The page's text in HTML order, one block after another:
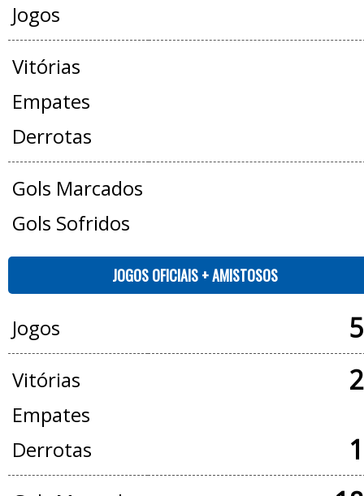
Jogos
Vitórias
Empates
Derrotas
Gols Marcados
Gols Sofridos
JOGOS OFICIAIS + AMISTOSOS
Jogos
Vitórias
Empates
Derrotas